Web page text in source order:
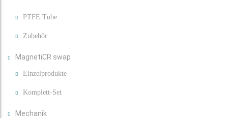
PTFE Tube
Zubehör
MagnetiCR swap
Einzelprodukte
Komplett-Set
Mechanik